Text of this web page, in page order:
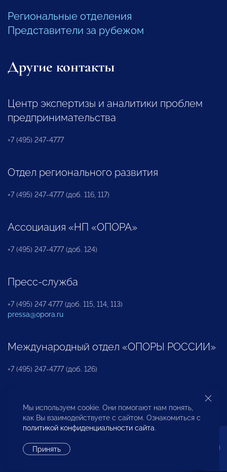
Региональные отделения
Представители за рубежом
Другие контакты
Центр экспертизы и аналитики проблем
предпринимательства
+7 (495) 247-4777
Отдел регионального развития
+7 (495) 247-4777 (доб. 116, 117)
Ассоциация «НП «ОПОРА»
+7 (495) 247-4777 (доб. 124)
Пресс-служба
+7 (495) 247 4777 (доб. 115, 114, 113)
pressa@opora.ru
Международный отдел «ОПОРЫ РОССИИ»
+7 (495) 247-4777 (доб. 126)
Бюро по защите прав предпринимателей и
инвесторов
Мы используем cookie. Они помогают нам понять,
как Вы взаимодействуете с сайтом. Ознакомиться с
политикой конфиденциальности сайта.
Принять